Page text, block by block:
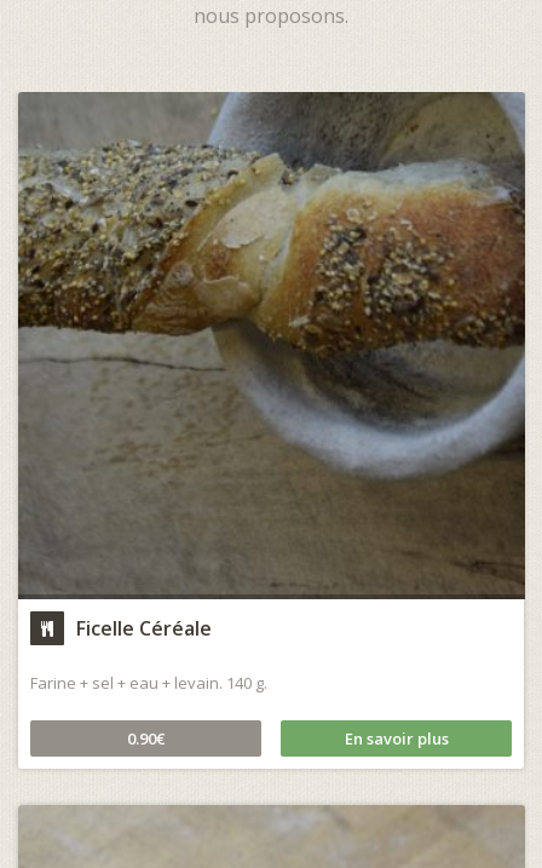
nous proposons.
Ficelle Céréale
Farine + sel + eau + levain. 140 g.
0.90€ En savoir plus